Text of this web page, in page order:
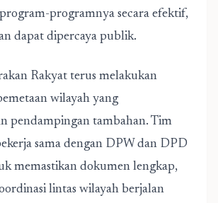
programnya secara efektif,
dapat dipercaya publik.
Rakyat terus melakukan
wilayah yang
pendampingan tambahan. Tim
sama dengan DPW dan DPD
memastikan dokumen lengkap,
lintas wilayah berjalan